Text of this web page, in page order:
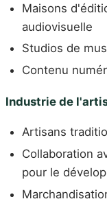
Maisons
audiovisuelle
Studios de
Contenu
Industrie de
Artisans
Collaboration
pour le